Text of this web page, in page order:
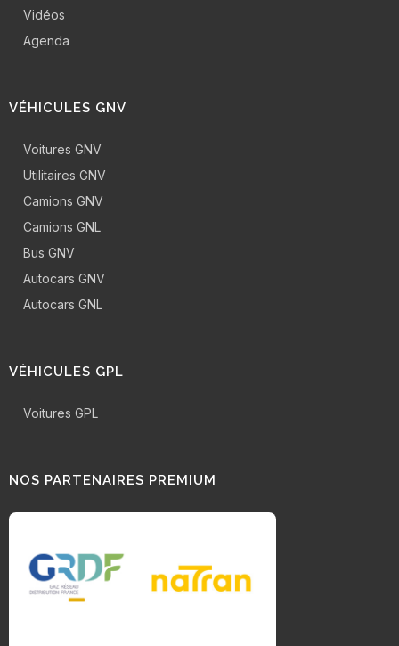
Vidéos
Agenda
VÉHICULES GNV
Voitures GNV
Utilitaires GNV
Camions GNV
Camions GNL
Bus GNV
Autocars GNV
Autocars GNL
VÉHICULES GPL
Voitures GPL
NOS PARTENAIRES PREMIUM